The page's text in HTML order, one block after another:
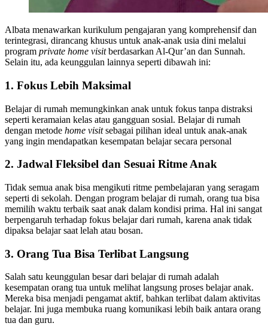
Albata menawarkan kurikulum pengajaran yang komprehensif dan
terintegrasi, dirancang khusus untuk anak-anak usia dini melalui
program private home visitberdasarkan Al-Qur’an dan Sunnah.
Selain itu, ada keunggulan lainnya seperti dibawah ini:
1. Fokus Lebih Maksimal
Belajar di rumah memungkinkan anak untuk fokus tanpa distraksi
seperti keramaian kelas atau gangguan sosial. Belajar di rumah
dengan metode home visitsebagai pilihan ideal untuk anak-anak
yang ingin mendapatkan kesempatan belajar secara personal
2. Jadwal Fleksibel dan Sesuai Ritme Anak
Tidak semua anak bisa mengikuti ritme pembelajaran yang seragam
seperti di sekolah. Dengan program belajar di rumah, orang tua bisa
memilih waktu terbaik saat anak dalam kondisi prima. Hal ini sangat
berpengaruh terhadap fokus belajar dari rumah, karena anak tidak
dipaksa belajar saat lelah atau bosan.
3. Orang Tua Bisa Terlibat Langsung
Salah satu keunggulan besar dari belajar di rumah adalah
kesempatan orang tua untuk melihat langsung proses belajar anak.
Mereka bisa menjadi pengamat aktif, bahkan terlibat dalam aktivitas
belajar. Ini juga membuka ruang komunikasi lebih baik antara orang
tua dan guru.